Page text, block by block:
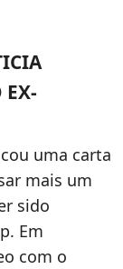
EX-
uma carta
mais um
sido
Em
com o